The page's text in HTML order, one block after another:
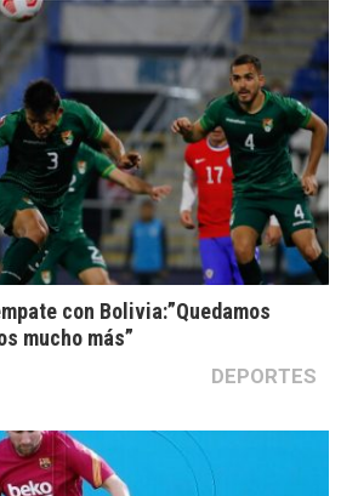
con Bolivia:”Quedamos
mucho más”
DEPORTES